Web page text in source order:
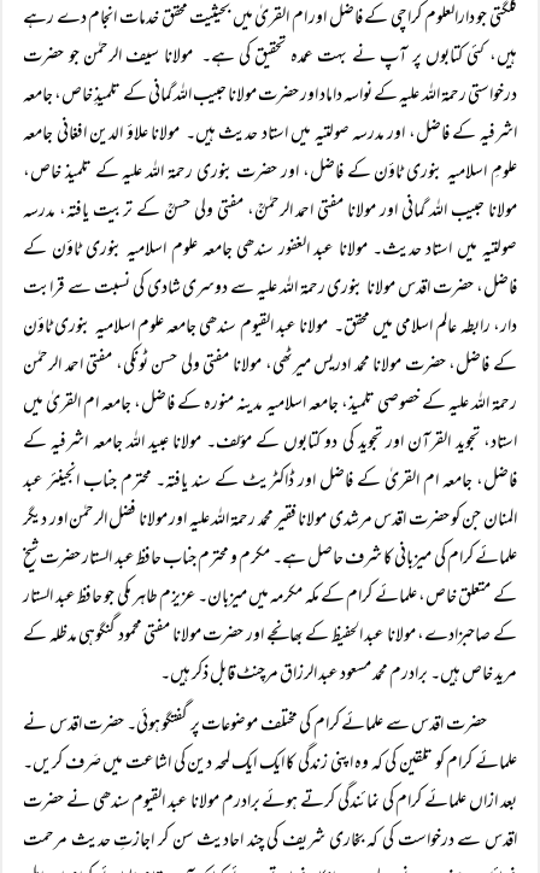
گلگتی جو دارالعلوم کراچی کے فاضل اور ام القریٰ میں بحیثیت محقق خدمات انجام دے رہے
ہیں، کئی کتابوں پر آپ نے بہت عمدہ تحقیق کی ہے۔ مولانا سیف الرحمٰن جو حضرت
درخواستی رحمۃ اللہ علیہ کے نواسہ داماد اور حضرت مولانا حبیب اللہ گمانی کے تلمیذِ خاص، جامعہ
اشرفیہ کے فاضل، اور مدرسہ صولتیہ میں استاد حدیث ہیں۔ مولانا علاؤ الدین افغانی جامعہ
علومِ اسلامیہ بنوری ٹاؤن کے فاضل، اور حضرت بنوری رحمۃ اللہ علیہ کے تلمیذ خاص،
مولانا حبیب اللہ گمانی اور مولانا مفتی احمد الرحمٰنؒ، مفتی ولی حسنؒ کے تربیت یافتہ، مدرسہ
صولتیہ میں استاد حدیث۔ مولانا عبد الغفور سندھی جامعہ علوم اسلامیہ بنوری ٹاؤن کے
فاضل، حضرت اقدس مولانا بنوری رحمۃ اللہ علیہ سے دوسری شادی کی نسبت سے قرابت
دار، رابطہ عالم اسلامی میں محقق۔ مولانا عبد القیوم سندھی جامعہ علوم اسلامیہ بنوری ٹاؤن
کے فاضل، حضرت مولانا محمد ادریس میرٹھی، مولانا مفتی ولی حسن ٹونکی، مفتی احمد الرحمٰن
رحمۃ اللہ علیہ کے خصوصی تلمیذ، جامعہ اسلامیہ مدینہ منورہ کے فاضل، جامعہ ام القریٰ میں
استاد، تجوید القرآن اور تجوید کی دو کتابوں کے مؤلف۔ مولانا عبید اللہ جامعہ اشرفیہ کے
فاضل، جامعہ ام القریٰ کے فاضل اور ڈاکٹریٹ کے سند یافتہ۔ محترم جناب انجینئر عبد
المنان جن کو حضرت اقدس مرشدی مولانا فقیر محمد رحمۃ اللہ علیہ اور مولانا فضل الرحمٰن اور دیگر
علمائے کرام کی میزبانی کا شرف حاصل ہے۔ مکرم و محترم جناب حافظ عبد الستار حضرت شیخ
کے متعلق خاص، علمائے کرام کے مکہ مکرمہ میں میزبان۔ عزیزم طاہر مکی جو حافظ عبد الستار
کے صاحبزادے، مولانا عبد الحفیظ کے بھانجے اور حضرت مولانا مفتی محمود گنگوہی مدظلہ کے
مرید خاص ہیں۔ برادرم محمد مسعود عبد الرزاق مرچنٹ قابل ذکر ہیں۔
حضرت اقدس سے علمائے کرام کی مختلف موضوعات پر گفتگو ہوئی۔ حضرت اقدس نے
علمائے کرام کو تلقین کی کہ وہ اپنی زندگی کا ایک ایک لمحہ دین کی اشاعت میں صَرف کریں۔
بعد ازاں علمائے کرام کی نمائندگی کرتے ہوئے برادرم مولانا عبد القیوم سندھی نے حضرت
اقدس سے درخواست کی کہ بخاری شریف کی چند احادیث سن کر اجازتِ حدیث مرحمت